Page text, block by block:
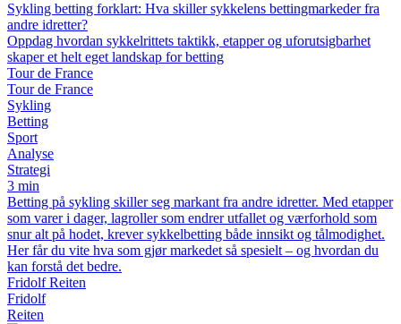
Sykling betting forklart: Hva skiller sykkelens bettingmarkeder fra
andre idretter?
Oppdag hvordan sykkelrittets taktikk, etapper og uforutsigbarhet
skaper et helt eget landskap for betting
Tour de France
Tour de France
Sykling
Betting
Sport
Analyse
Strategi
3 min
Betting på sykling skiller seg markant fra andre idretter. Med etapper
som varer i dager, lagroller som endrer utfallet og værforhold som
snur alt på hodet, krever sykkelbetting både innsikt og tålmodighet.
Her får du vite hva som gjør markedet så spesielt – og hvordan du
kan forstå det bedre.
Fridolf Reiten
Fridolf
Reiten